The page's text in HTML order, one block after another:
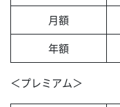
月額
年額
＜プレミアム＞